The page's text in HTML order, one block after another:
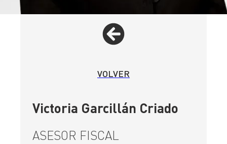
VOLVER
Victoria Garcillán Criado
ASESOR FISCAL